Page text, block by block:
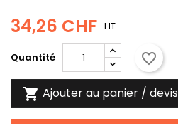
34,26 CHF HT
Quantité favorite_border
 Ajouter au panier / devis